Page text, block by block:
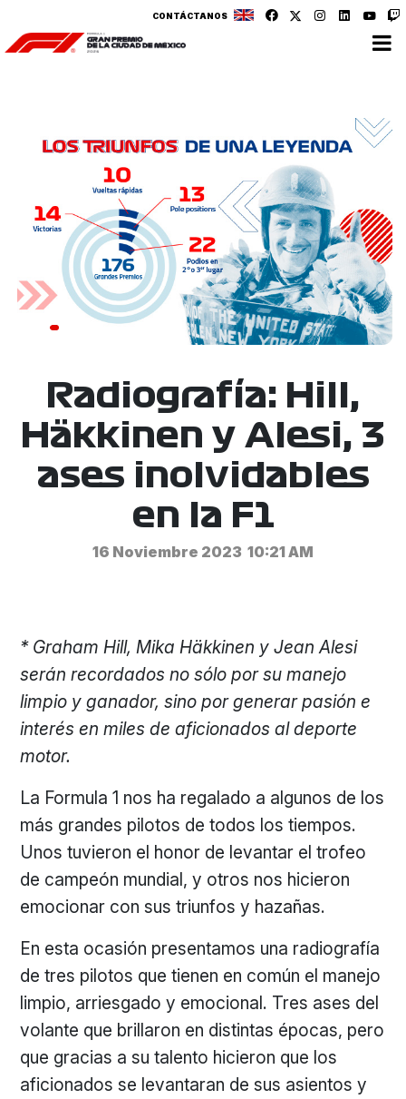
CONTÁCTANOS
Radiografía: Hill,
Häkkinen y Alesi, 3
ases inolvidables
en la F1
16 Noviembre 2023 10:21 AM
* Graham Hill, Mika Häkkinen y Jean Alesi
serán recordados no sólo por su manejo
limpio y ganador, sino por generar pasión e
interés en miles de aficionados al deporte
motor.
La Formula 1 nos ha regalado a algunos de los
más grandes pilotos de todos los tiempos.
Unos tuvieron el honor de levantar el trofeo
de campeón mundial, y otros nos hicieron
emocionar con sus triunfos y hazañas.
En esta ocasión presentamos una radiografía
de tres pilotos que tienen en común el manejo
limpio, arriesgado y emocional. Tres ases del
volante que brillaron en distintas épocas, pero
que gracias a su talento hicieron que los
aficionados se levantaran de sus asientos y